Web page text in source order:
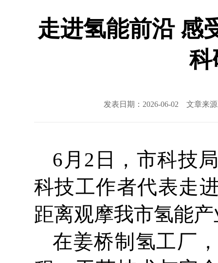
走进氢能前沿
科
发表日期：2026-06-02 文章来
6月2日，市科技
科技工作者代表走
距离观摩我市氢能
在姜桥制氢工厂